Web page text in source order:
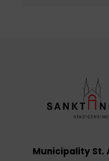
Municipality St.